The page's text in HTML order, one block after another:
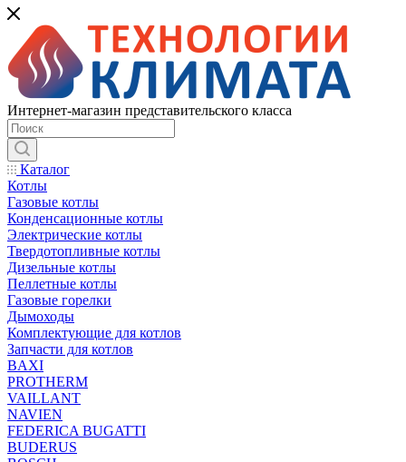
Интернет-магазин представительского класса
Каталог
Котлы
Газовые котлы
Конденсационные котлы
Электрические котлы
Твердотопливные котлы
Дизельные котлы
Пеллетные котлы
Газовые горелки
Дымоходы
Комплектующие для котлов
Запчасти для котлов
BAXI
PROTHERM
VAILLANT
NAVIEN
FEDERICA BUGATTI
BUDERUS